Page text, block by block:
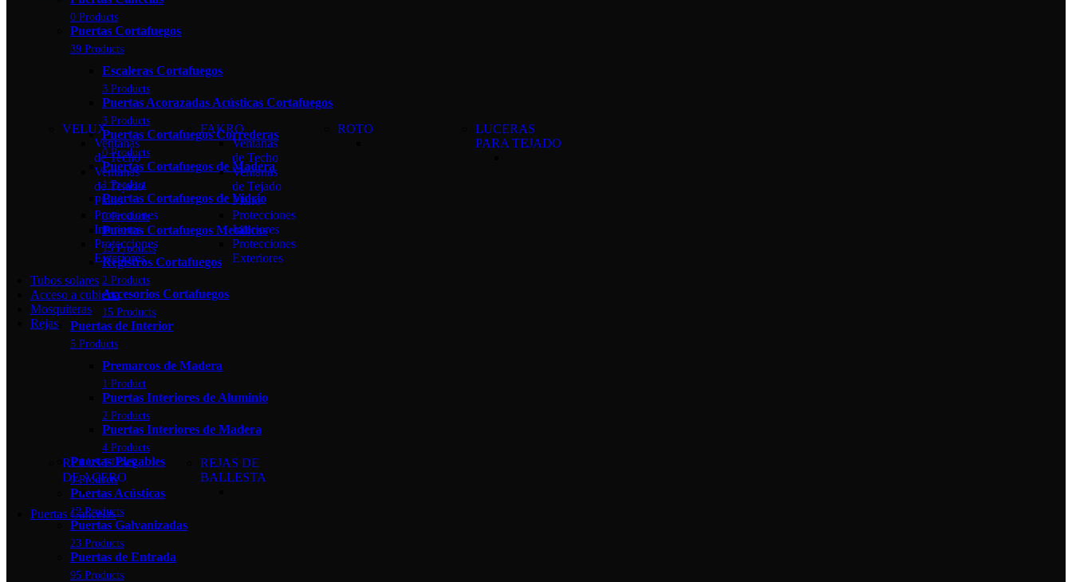
VELUX
Ventanas
de Techo
Ventanas
de Tejado
Plano
Protecciones
Interiores
Protecciones
Exteriores
FAKRO
Ventanas
de Techo
Ventanas
de Tejado
Plano
Protecciones
Interiores
Protecciones
Exteriores
ROTO
LUCERAS
PARA TEJADO
Tubos solares
Acceso a cubierta
Mosquiteras
Rejas
REJAS FIJAS
DE ACERO
REJAS DE
BALLESTA
Puertas Cancelas
0 Products
Puertas Cortafuegos
39 Products
Escaleras Cortafuegos
3 Products
Puertas Acorazadas Acústicas Cortafuegos
3 Products
Puertas Cortafuegos Correderas
0 Products
Puertas Cortafuegos de Madera
1 Product
Puertas Cortafuegos de Vidrio
0 Products
Puertas Cortafuegos Metálicas
15 Products
Registros Cortafuegos
2 Products
Accesorios Cortafuegos
15 Products
Puertas de Interior
5 Products
Premarcos de Madera
1 Product
Puertas Interiores de Aluminio
2 Products
Puertas Interiores de Madera
4 Products
Puertas Plegables
0 Products
Puertas Acústicas
12 Products
Puertas Galvanizadas
23 Products
Puertas de Entrada
95 Products